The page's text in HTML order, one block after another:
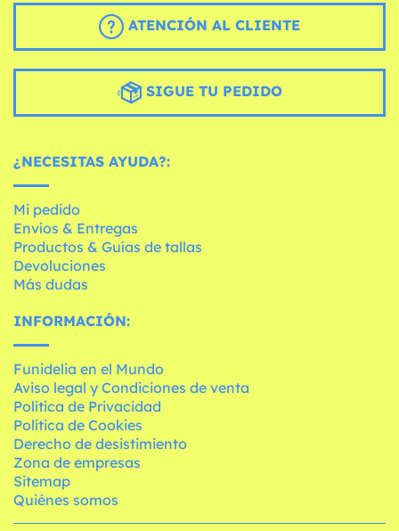
ATENCIÓN AL CLIENTE
SIGUE TU PEDIDO
¿NECESITAS AYUDA?:
Mi pedido
Envíos & Entregas
Productos & Guías de tallas
Devoluciones
Más dudas
INFORMACIÓN:
Funidelia en el Mundo
Aviso legal y Condiciones de venta
Política de Privacidad
Política de Cookies
Derecho de desistimiento
Zona de empresas
Sitemap
Quiénes somos